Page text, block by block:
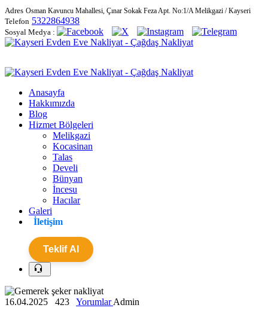
Adres Osman Kavuncu Mahallesi, Çınar Sokak Feza Apt. No:1/A Melikgazi / Kayseri
Telefon 5322864938
Sosyal Medya :
Anasayfa
Hakkımızda
Blog
Hizmet Bölgeleri
Melikgazi
Kocasinan
Talas
Develi
Bünyan
İncesu
Hacılar
Galeri
İletişim
Teklif Al
16.04.2025 423 YorumlarAdmin